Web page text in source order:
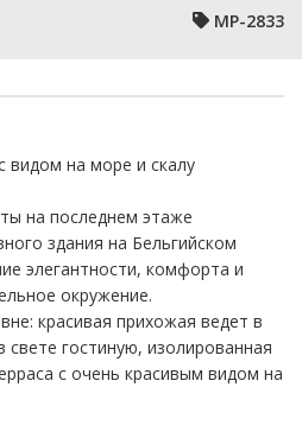
MP-2833
видом на море и скалу
на последнем этаже
здания на Бельгийском
элегантности, комфорта и
окружение.
красивая прихожая ведет в
гостиную, изолированная
с очень красивым видом на
обустроенная с высоким
дополнительное жилое